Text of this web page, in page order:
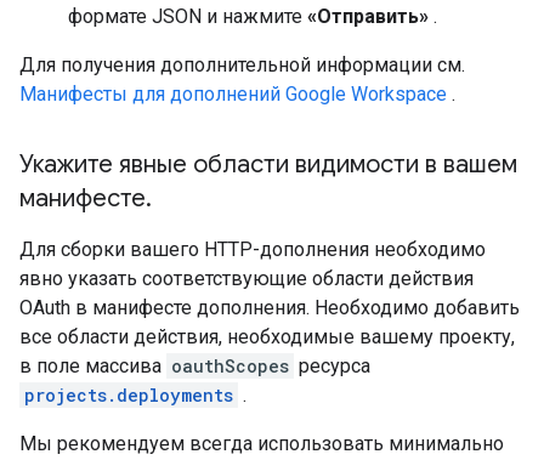
формате JSON и нажмите «Отправить» .
Для получения дополнительной информации см.
Манифесты для дополнений Google Workspace .
Укажите явные области видимости в вашем
манифесте.
Для сборки вашего HTTP-дополнения необходимо
явно указать соответствующие области действия
OAuth в манифесте дополнения. Необходимо добавить
все области действия, необходимые вашему проекту,
в поле массива oauthScopes ресурса
projects.deployments .
Мы рекомендуем всегда использовать минимально